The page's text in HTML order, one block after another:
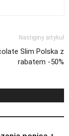
Następny artykuł
Slim Polska z
rabatem -50%